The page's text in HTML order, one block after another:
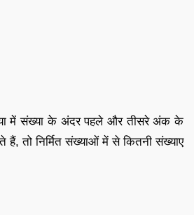
में संख्या के अंदर पहले और तीसरे अंक के
तो निर्मित संख्याओं में से कितनी संख्याए